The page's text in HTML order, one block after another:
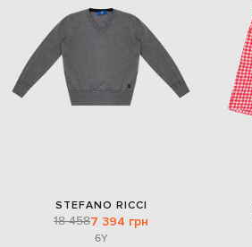
STEFANO RICCI
18 4587 394 грн
6Y